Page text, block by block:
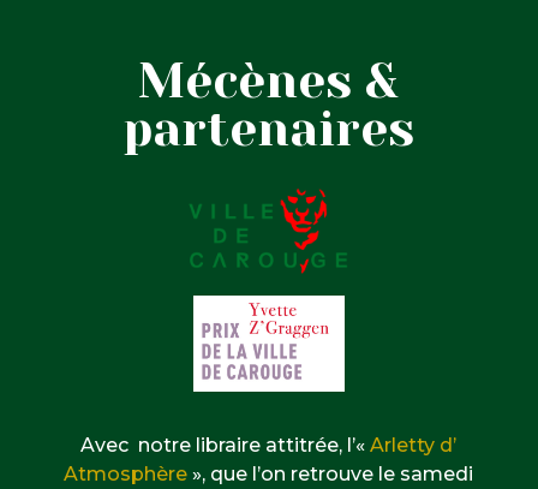
Mécènes &
partenaires
Avec notre libraire attitrée, l’«Arletty d’
Atmosphère », que l’on retrouve le samedi